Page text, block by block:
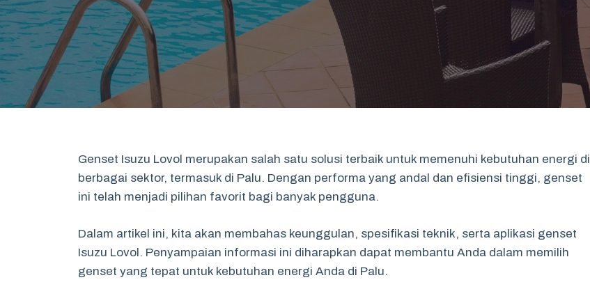
Genset Isuzu Lovol merupakan salah satu solusi terbaik untuk memenuhi kebutuhan energi di
berbagai sektor, termasuk di Palu. Dengan performa yang andal dan efisiensi tinggi, genset
ini telah menjadi pilihan favorit bagi banyak pengguna.
Dalam artikel ini, kita akan membahas keunggulan, spesifikasi teknik, serta aplikasi genset
Isuzu Lovol. Penyampaian informasi ini diharapkan dapat membantu Anda dalam memilih
genset yang tepat untuk kebutuhan energi Anda di Palu.